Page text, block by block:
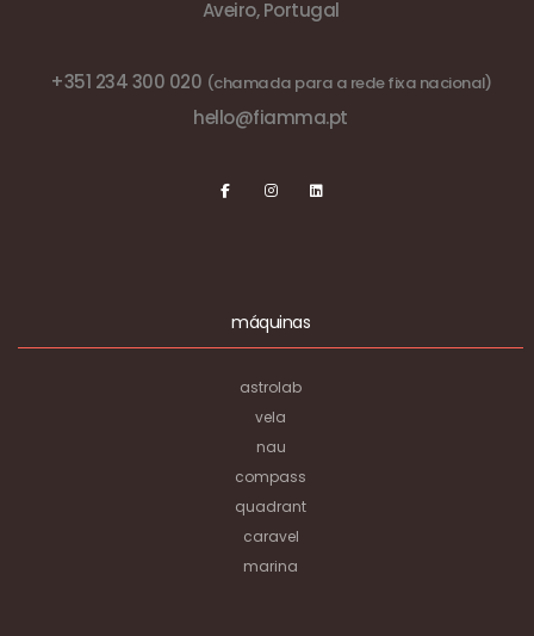
Aveiro, Portugal
+351 234 300 020 (chamada para a rede fixa nacional)
hello@fiamma.pt
máquinas
astrolab
vela
nau
compass
quadrant
caravel
marina